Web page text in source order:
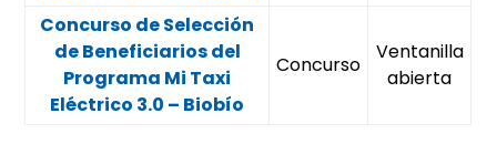
Concurso de Selección
de Beneficiarios del
Programa Mi Taxi
Eléctrico 3.0 – Biobío
Concurso
Ventanilla
abierta